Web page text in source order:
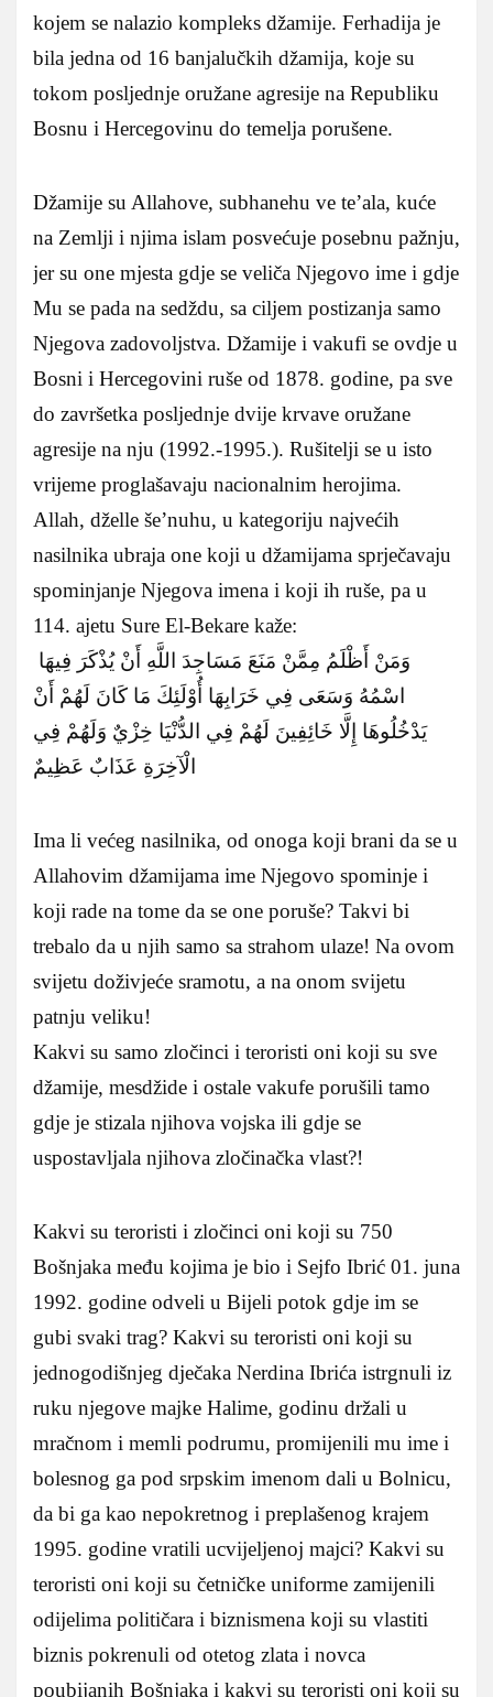
kojem se nalazio kompleks džamije. Ferhadija je
bila jedna od 16 banjalučkih džamija, koje su
tokom posljednje oružane agresije na Republiku
Bosnu i Hercegovinu do temelja porušene.
Džamije su Allahove, subhanehu ve te’ala, kuće
na Zemlji i njima islam posvećuje posebnu pažnju,
jer su one mjesta gdje se veliča Njegovo ime i gdje
Mu se pada na sedždu, sa ciljem postizanja samo
Njegova zadovoljstva. Džamije i vakufi se ovdje u
Bosni i Hercegovini ruše od 1878. godine, pa sve
do završetka posljednje dvije krvave oružane
agresije na nju (1992.-1995.). Rušitelji se u isto
vrijeme proglašavaju nacionalnim herojima.
Allah, dželle še’nuhu, u kategoriju najvećih
nasilnika ubraja one koji u džamijama sprječavaju
spominjanje Njegova imena i koji ih ruše, pa u
114. ajetu Sure El-Bekare kaže:
اسْمُهُ وَسَعَى فِي خَرَابِهَا أُوْلَئِكَ مَا كَانَ لَهُمْ أَنْ
يَدْخُلُوهَا إِلَّا خَائِفِينَ لَهُمْ فِي الدُّنْيَا خِزْيٌ وَلَهُمْ فِي
الْآخِرَةِ عَذَابٌ عَظِيمٌ
Ima li većeg nasilnika, od onoga koji brani da se u
Allahovim džamijama ime Njegovo spominje i
koji rade na tome da se one poruše? Takvi bi
trebalo da u njih samo sa strahom ulaze! Na ovom
svijetu doživjeće sramotu, a na onom svijetu
patnju veliku!
Kakvi su samo zločinci i teroristi oni koji su sve
džamije, mesdžide i ostale vakufe porušili tamo
gdje je stizala njihova vojska ili gdje se
uspostavljala njihova zločinačka vlast?!
Kakvi su teroristi i zločinci oni koji su 750
Bošnjaka među kojima je bio i Sejfo Ibrić 01. juna
1992. godine odveli u Bijeli potok gdje im se
gubi svaki trag? Kakvi su teroristi oni koji su
jednogodišnjeg dječaka Nerdina Ibrića istrgnuli iz
ruku njegove majke Halime, godinu držali u
mračnom i memli podrumu, promijenili mu ime i
bolesnog ga pod srpskim imenom dali u Bolnicu,
da bi ga kao nepokretnog i preplašenog krajem
1995. godine vratili ucvijeljenoj majci? Kakvi su
teroristi oni koji su četničke uniforme zamijenili
odijelima političara i biznismena koji su vlastiti
biznis pokrenuli od otetog zlata i novca
poubijanih Bošnjaka i kakvi su teroristi oni koji su